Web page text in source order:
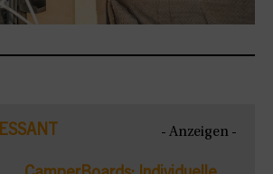
- Anzeigen -